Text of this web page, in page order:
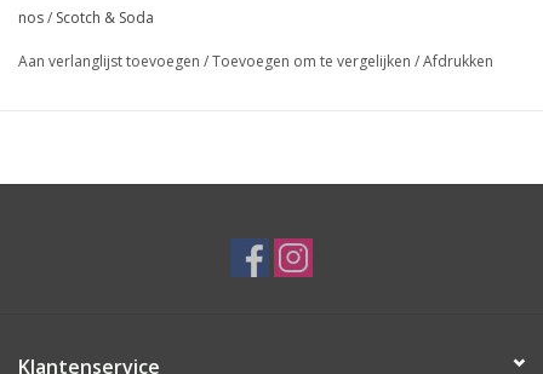
nos/ Scotch & Soda
Aan verlanglijst toevoegen /Toevoegen om te vergelijken /Afdrukken
Klantenservice